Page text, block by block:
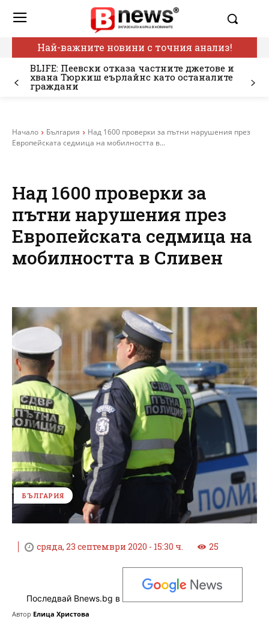
Най-важните новини с точния анализ!
BLIFE: Пеевски отказа частните джетове и
хвана Тюркиш еърлайнс като останалите
граждани
Начало България
Над 1600 проверки за пътни нарушения през
Европейската седмица на мобилността в...
Над 1600 проверки за
пътни нарушения през
Европейската седмица на
мобилността в Сливен
БЪЛГАРИЯ
сряда, 23 септември 2020 - 15:30 ч. 25
Последвай Bnews.bg в
Автор Елица Христова